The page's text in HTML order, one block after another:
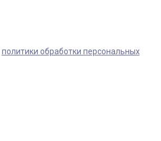
политики обработки персональных